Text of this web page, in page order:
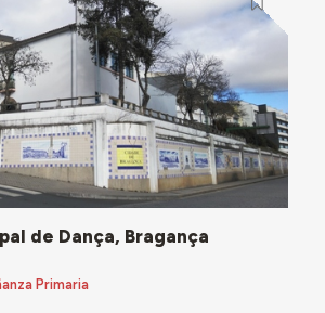
de Dança, Bragança
Primaria